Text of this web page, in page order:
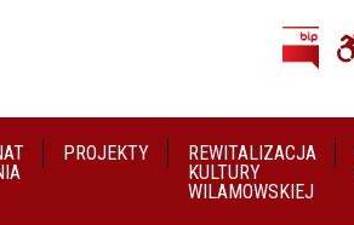
PROJEKTY
REWITALIZACJA
KULTURY
WILAMOWSKIEJ